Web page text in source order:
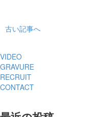
古い記事へ
VIDEO
GRAVURE
RECRUIT
CONTACT